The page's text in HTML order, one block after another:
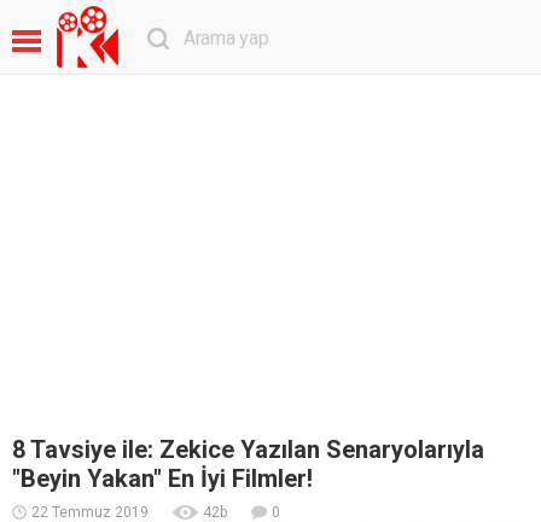
8 Tavsiye ile: Zekice Yazılan Senaryolarıyla
"Beyin Yakan" En İyi Filmler!
22 Temmuz 2019 42b 0